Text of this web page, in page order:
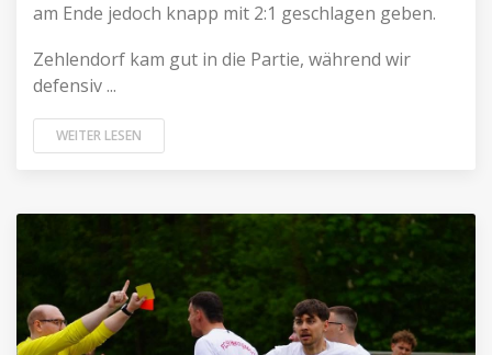
am Ende jedoch knapp mit 2:1 geschlagen geben.
Zehlendorf kam gut in die Partie, während wir
defensiv ...
WEITER LESEN